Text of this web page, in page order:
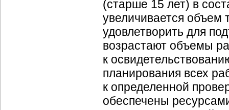
(старше 15 лет) в
увеличивается объем
удовлетворить для
возрастают объемы
к
планирования всех
к определенной
обеспечены